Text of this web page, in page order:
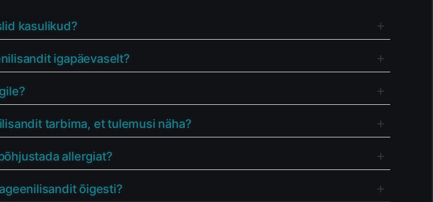
kasulikud?
igapäevaselt?
tarbima, et tulemusi näha?
allergiat?
õigesti?